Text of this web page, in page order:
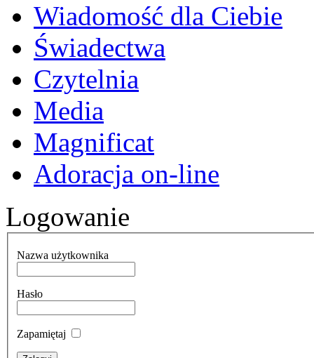
Wiadomość dla Ciebie
Świadectwa
Czytelnia
Media
Magnificat
Adoracja on-line
Logowanie
Nazwa użytkownika
Hasło
Zapamiętaj